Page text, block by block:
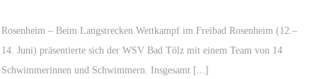
Rosenheim – Beim Langstrecken Wettkampf im Freibad Rosenheim (12.–
14. Juni) präsentierte sich der WSV Bad Tölz mit einem Team von 14
Schwimmerinnen und Schwimmern. Insgesamt [...]